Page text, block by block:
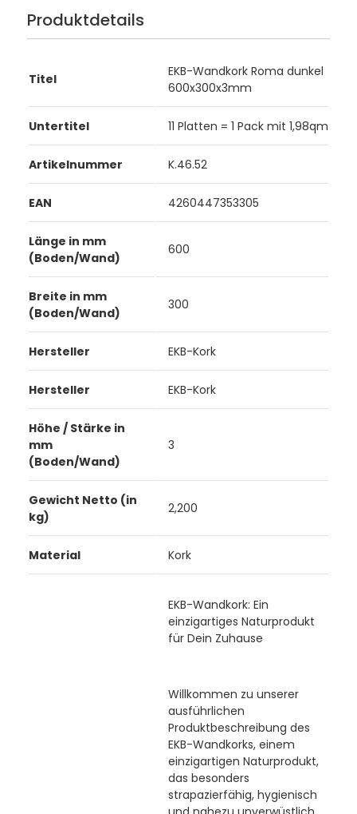
Produktdetails
Titel
EKB-Wandkork Roma dunkel
600x300x3mm
Untertitel 11 Platten = 1 Pack mit 1,98qm
Artikelnummer K.46.52
EAN 4260447353305
Länge in mm
(Boden/Wand)
600
Breite in mm
(Boden/Wand)
300
Hersteller EKB-Kork
Hersteller EKB-Kork
Höhe / Stärke in
mm
(Boden/Wand)
3
Gewicht Netto (in
kg)
2,200
Material Kork
EKB-Wandkork: Ein
einzigartiges Naturprodukt
für Dein Zuhause
Willkommen zu unserer
ausführlichen
Produktbeschreibung des
EKB-Wandkorks, einem
einzigartigen Naturprodukt,
das besonders
strapazierfähig, hygienisch